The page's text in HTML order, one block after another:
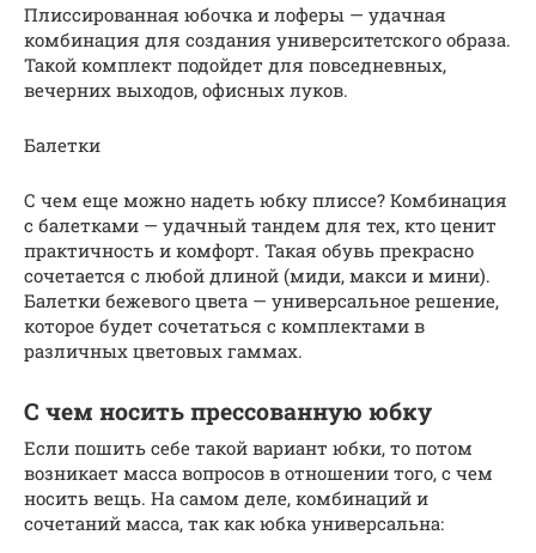
Плиссированная юбочка и лоферы — удачная
комбинация для создания университетского образа.
Такой комплект подойдет для повседневных,
вечерних выходов, офисных луков.
Балетки
С чем еще можно надеть юбку плиссе? Комбинация
с балетками — удачный тандем для тех, кто ценит
практичность и комфорт. Такая обувь прекрасно
сочетается с любой длиной (миди, макси и мини).
Балетки бежевого цвета — универсальное решение,
которое будет сочетаться с комплектами в
различных цветовых гаммах.
С чем носить прессованную юбку
Если пошить себе такой вариант юбки, то потом
возникает масса вопросов в отношении того, с чем
носить вещь. На самом деле, комбинаций и
сочетаний масса, так как юбка универсальна: